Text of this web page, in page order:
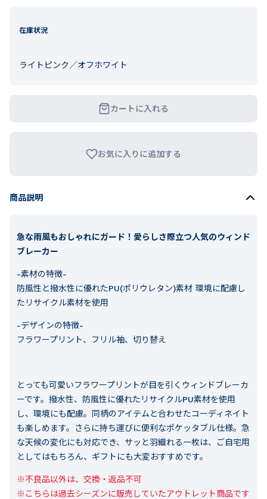
在庫状況
ライトピンク／オフホワイト
カートに入れる
お気に入りに追加する
商品説明
急な雨風もおしゃれにガード！愛らしさ際立つ人気のウィンド
ブレーカー
-素材の特徴-
防風性と撥水性に優れたPU(ポリウレタン)素材 環境に配慮し
たリサイクル素材を使用
-デザインの特徴-
フラワープリント、フリル袖、切り替え
とっても可愛いフラワープリントが目を引くウィンドブレーカ
ーです。撥水性、防風性に優れたリサイクルPU素材を使用
し、環境にも配慮。同柄のアイテムと合わせたコーディネイト
も楽しめます。さらに持ち運びに便利なポケッタブル仕様。急
な天候の変化にも対応でき、サッと羽織れる一枚は、ご自宅用
としてはもちろん、ギフトにも大変おすすめです。
※不良品以外は、交換・返品不可
※こちらは過去シーズンに販売していたアウトレット商品です